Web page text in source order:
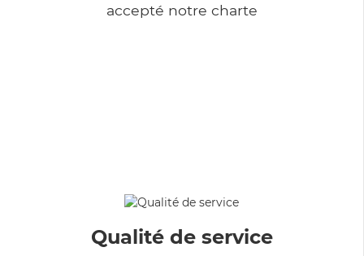
accepté notre charte
Qualité de service